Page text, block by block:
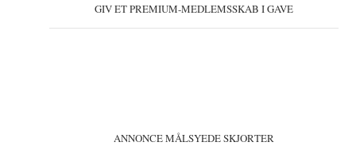
GIV ET PREMIUM-MEDLEMSSKAB I GAVE
ANNONCE MÅLSYEDE SKJORTER